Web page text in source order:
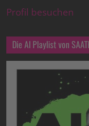
Profil besuchen
Die AI Playlist von